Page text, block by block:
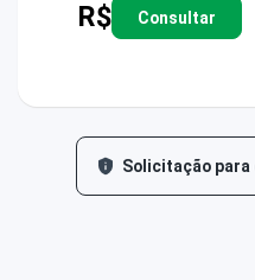
R$ Consultar
Solicitação para